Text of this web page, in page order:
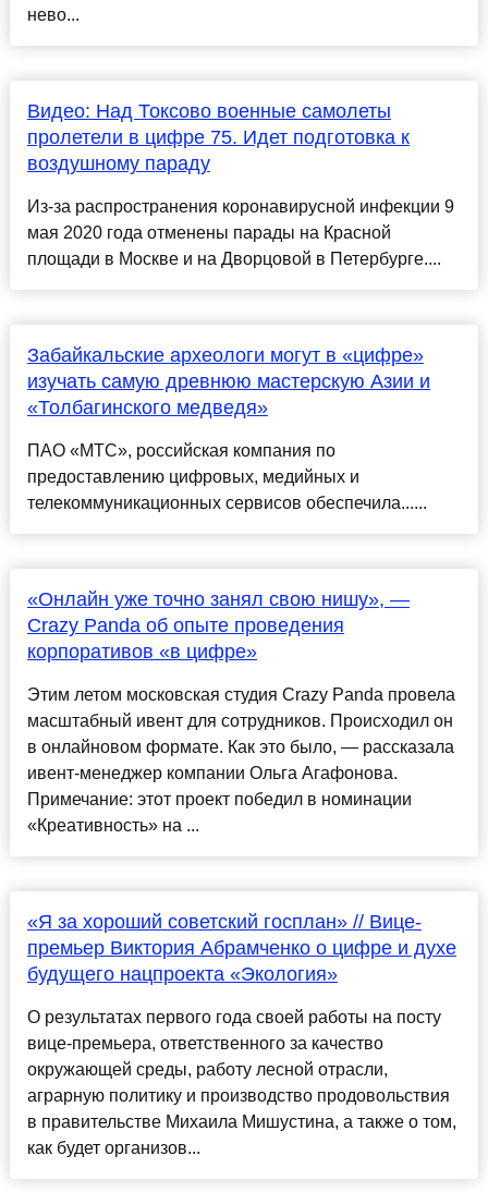
нево...
Видео: Над Токсово военные самолеты
пролетели в цифре 75. Идет подготовка к
воздушному параду
Из-за распространения коронавирусной инфекции 9
мая 2020 года отменены парады на Красной
площади в Москве и на Дворцовой в Петербурге....
Забайкальские археологи могут в «цифре»
изучать самую древнюю мастерскую Азии и
«Толбагинского медведя»
ПАО «МТС», российская компания по
предоставлению цифровых, медийных и
телекоммуникационных сервисов обеспечила......
«Онлайн уже точно занял свою нишу», —
Crazy Panda об опыте проведения
корпоративов «в цифре»
Этим летом московская студия Crazy Panda провела
масштабный ивент для сотрудников. Происходил он
в онлайновом формате. Как это было, — рассказала
ивент-менеджер компании Ольга Агафонова.
Примечание: этот проект победил в номинации
«Креативность» на ...
«Я за хороший советский госплан» // Вице-
премьер Виктория Абрамченко о цифре и духе
будущего нацпроекта «Экология»
О результатах первого года своей работы на посту
вице-премьера, ответственного за качество
окружающей среды, работу лесной отрасли,
аграрную политику и производство продовольствия
в правительстве Михаила Мишустина, а также о том,
как будет организов...